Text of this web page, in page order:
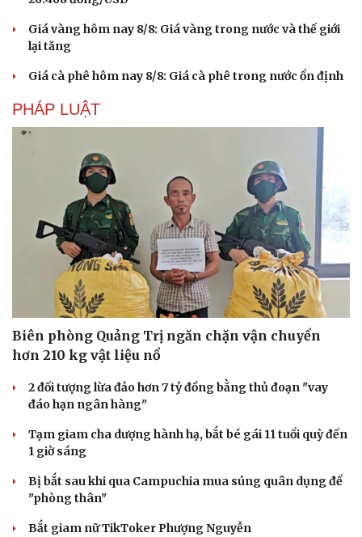
Giá vàng hôm nay 8/8: Giá vàng trong nước và thế giới
lại tăng
Giá cà phê hôm nay 8/8: Giá cà phê trong nước ổn định
PHÁP LUẬT
Biên phòng Quảng Trị ngăn chặn vận chuyển
hơn 210 kg vật liệu nổ
2 đối tượng lừa đảo hơn 7 tỷ đồng bằng thủ đoạn "vay
đáo hạn ngân hàng"
Tạm giam cha dượng hành hạ, bắt bé gái 11 tuổi quỳ đến
1 giờ sáng
Bị bắt sau khi qua Campuchia mua súng quân dụng để
"phòng thân"
Bắt giam nữ TikToker Phượng Nguyễn